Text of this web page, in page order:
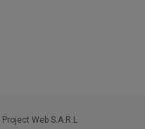
Web S.A.R.L